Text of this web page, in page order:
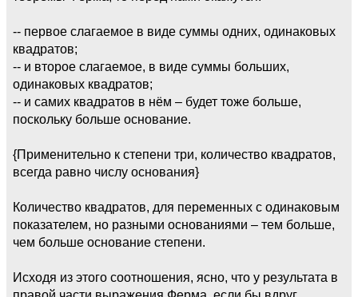
-- первое слагаемое в виде суммы одних, одинаковых
квадратов;
-- и второе слагаемое, в виде суммы больших,
одинаковых квадратов;
-- и самих квадратов в нём – будет тоже больше,
поскольку больше основание.
{Применительно к степени три, количество квадратов,
всегда равно числу основания}
Количество квадратов, для переменных с одинаковым
показателем, но разными основаниями – тем больше,
чем больше основание степени.
Исходя из этого соотношения, ясно, что у результата в